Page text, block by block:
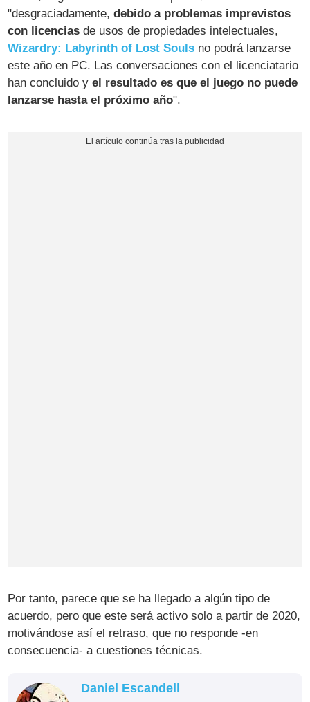
"desgraciadamente, debido a problemas imprevistos
con licencias de usos de propiedades intelectuales,
Wizardry: Labyrinth of Lost Souls no podrá lanzarse
este año en PC. Las conversaciones con el licenciatario
han concluido yel resultado es que el juego no puede
lanzarse hasta el próximo año".
Por tanto, parece que se ha llegado a algún tipo de
acuerdo, pero que este será activo solo a partir de 2020,
motivándose así el retraso, que no responde -en
consecuencia- a cuestiones técnicas.
Daniel Escandell